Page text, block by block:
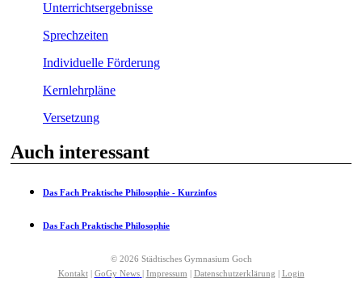
Unterrichtsergebnisse
Sprechzeiten
Individuelle Förderung
Kernlehrpläne
Versetzung
Auch interessant
Das Fach Praktische Philosophie - Kurzinfos
Das Fach Praktische Philosophie
© 2026 Städtisches Gymnasium Goch
Kontakt| GoGy News Impressum Datenschutzerklärung Login